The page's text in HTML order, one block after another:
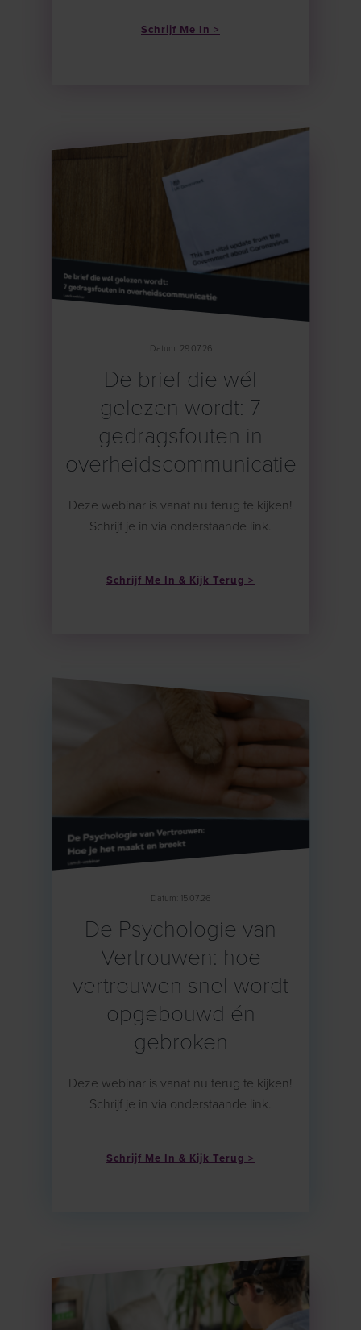
Schrijf Me In
Datum: 29.07.26
De brief die wél
gelezen wordt: 7
gedragsfouten in
overheidscommunicatie
Deze webinar is vanaf nu terug te kijken!
Schrijf je in via onderstaande link.
Schrijf Me In & Kijk Terug
Datum: 15.07.26
De Psychologie van
Vertrouwen: hoe
vertrouwen snel wordt
opgebouwd én
gebroken
Deze webinar is vanaf nu terug te kijken!
Schrijf je in via onderstaande link.
Schrijf Me In & Kijk Terug